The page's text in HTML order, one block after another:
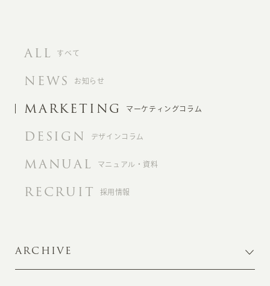
ALL すべて
NEWS お知らせ
MARKETING マーケティングコラム
DESIGN デザインコラム
MANUAL マニュアル・資料
RECRUIT 採用情報
ARCHIVE